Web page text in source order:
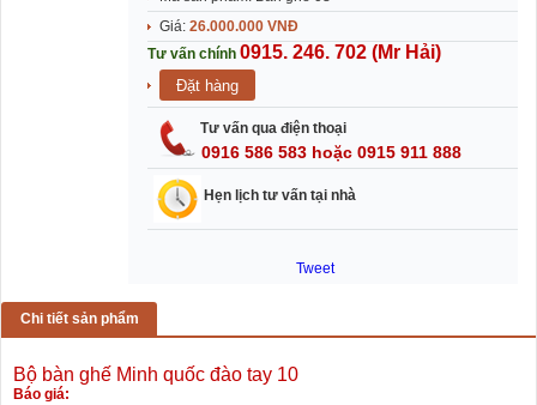
Giá: 26.000.000 VNĐ
Tư vấn chính 0915. 246. 702 (Mr Hải)
Tư vấn qua điện thoại
0916 586 583 hoặc 0915 911 888
Hẹn lịch tư vấn tại nhà
Tweet
Chi tiết sản phẩm
Bộ bàn ghế Minh quốc đào tay 10
Báo giá: